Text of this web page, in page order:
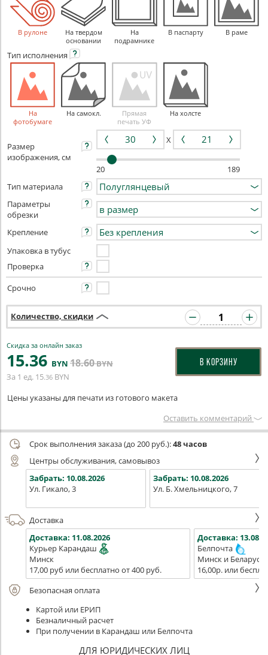
В рулоне
На твердом
основании
На
подрамнике
В паспарту В раме
Тип исполнения
На
фотобумаге
На самокл.
Прямая
печать УФ
На холсте
Размер
изображения, см
X
20
189
Тип материала
Параметры
обрезки
Крепление
Упаковка в тубус
Проверка
Срочно
Количество, скидки
Скидка за онлайн заказ
15.36 BYN 18.60BYN
За 1 ед. 15.36 BYN
В КОРЗИНУ
Цены указаны для печати из готового макета
Оставить комментарий
Срок выполнения заказа (до 200 руб.):48 часов
Центры обслуживания, самовывоз
Забрать: 10.08.2026
Ул. Гикало, 3
Забрать: 10.08.2026
Ул. Б. Хмельницкого, 7
Доставка
Доставка: 11.08.2026
Курьер Карандаш
Минск
17,00 руб или бесплатно от 400 руб.
Доставка:
Белпочта
Минск и Беларусь
16,00р. или
Безопасная оплата
Картой или ЕРИП
Безналичный расчет
При получении в Карандаш или Белпочта
ДЛЯ ЮРИДИЧЕСКИХ ЛИЦ